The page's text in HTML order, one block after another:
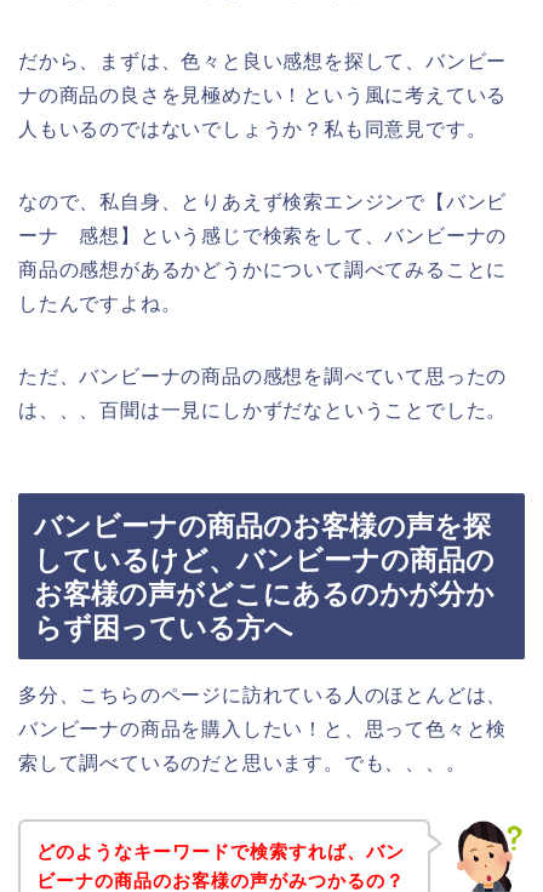
だから、まずは、色々と良い感想を探して、バンビー
ナの商品の良さを見極めたい！という風に考えている
人もいるのではないでしょうか？私も同意見です。
なので、私自身、とりあえず検索エンジンで【バンビ
ーナ 感想】という感じで検索をして、バンビーナの
商品の感想があるかどうかについて調べてみることに
したんですよね。
ただ、バンビーナの商品の感想を調べていて思ったの
は、、、百聞は一見にしかずだなということでした。
バンビーナの商品のお客様の声を探
しているけど、バンビーナの商品の
お客様の声がどこにあるのかが分か
らず困っている方へ
多分、こちらのページに訪れている人のほとんどは、
バンビーナの商品を購入したい！と、思って色々と検
索して調べているのだと思います。でも、、、。
どのようなキーワードで検索すれば、バン
ビーナの商品のお客様の声がみつかるの？